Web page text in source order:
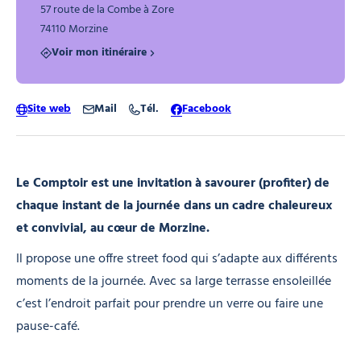
Le Comptoir est une invitation à savourer (profiter) de
chaque instant de la journée dans un cadre chaleureux
et convivial, au cœur de Morzine.
Il propose une offre street food qui s’adapte aux différents
moments de la journée. Avec sa large terrasse ensoleillée
c’est l’endroit parfait pour prendre un verre ou faire une
pause-café.
57 route de la Combe à Zore
74110 Morzine
Voir mon itinéraire
Site web Mail Tél. Facebook